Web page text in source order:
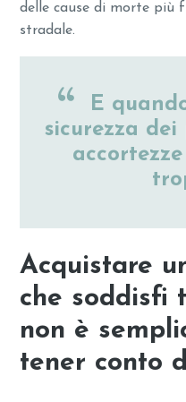
delle cause di morte più
stradale.
E
sicurezza
Acquistare
che soddisfi
non è
tener conto